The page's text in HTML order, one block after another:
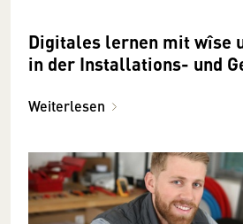
Digitales lernen mit wîse
in der Installations- und
Weiterlesen